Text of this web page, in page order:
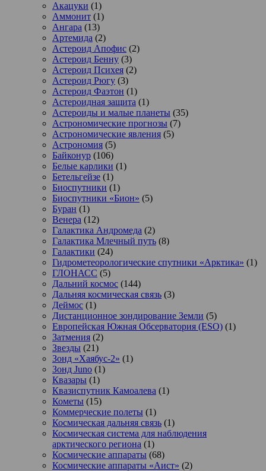
Акацуки (1)
Аммонит (1)
Ангара (13)
Артемида (2)
Астероид Апофис (2)
Астероид Бенну (3)
Астероид Психея (2)
Астероид Рюгу (3)
Астероид Фаэтон (1)
Астероидная защита (1)
Астероиды и малые планеты (35)
Астрономические прогнозы (7)
Астрономические явления (5)
Астрономия (5)
Байконур (106)
Белые карлики (1)
Бетельгейзе (1)
Биоспутники (1)
Биоспутники «Бион» (5)
Буран (1)
Венера (12)
Галактика Андромеда (2)
Галактика Млечный путь (8)
Галактики (24)
Гидрометеорологические спутники «Арктика» (1)
ГЛОНАСС (5)
Дальний космос (144)
Дальняя космическая связь (3)
Деймос (1)
Дистанционное зондирование Земли (5)
Европейская Южная Обсерватория (ESO) (1)
Затмения (2)
Звезды (21)
Зонд «Хаябус-2» (1)
Зонд Juno (1)
Квазары (1)
Квазиспутник Камоалева (1)
Кометы (15)
Коммерческие полеты (1)
Космическая дальняя связь (1)
Космическая система для наблюдения
арктического региона (1)
Космические аппараты (68)
Космические аппараты «Аист» (2)